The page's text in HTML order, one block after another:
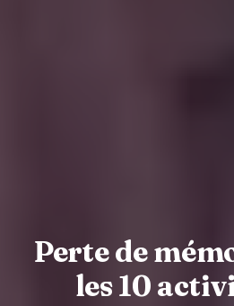
Perte de
les 10